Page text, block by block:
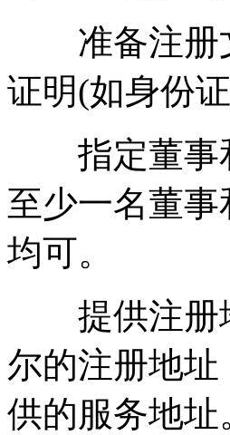
准备注册文
证明(如身份
指定董事和
至少一名董
均可。
提供注册地
尔的注册地
供的服务地址